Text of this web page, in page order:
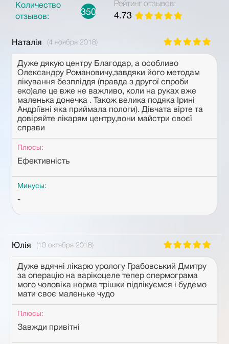
Количество
отзывов:
350
Рейтинг отзывов:
4.73
Наталія (4 ноября 2018)
Дуже дякую центру Благодар, а особливо
Олександру Романовичу,завдяки його методам
лікування безпліддя (правда з другої спроби
еко)але це вже не важливо, коли на руках вже
маленька донечка . Також велика подяка Ірині
Андріївні яка приймала пологи). Дівчата вірте та
довіряйте лікарям центру,вони майстри своєї
справи
Плюсы:
Ефективність
Минусы:
-
Юлія (10 октября 2018)
Дуже вдячні лікарю урологу Грабовський Дмитру
за операцію на варікоцеле тепер спермограма
мого чоловіка норма трішки підлікуємся і будемо
мати своє маленьке чудо
Плюсы:
Завжди привітні